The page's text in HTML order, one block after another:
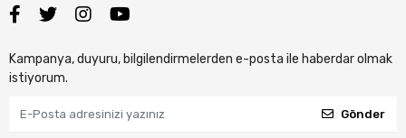
Kampanya, duyuru, bilgilendirmelerden e-posta ile haberdar olmak
istiyorum.
Gönder